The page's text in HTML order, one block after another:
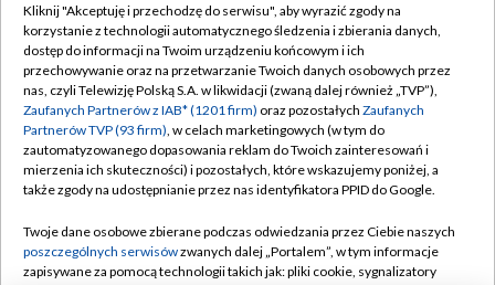
TVP
Abonament TVP
Emisja w TVP
Centrum informacji TVP
Naziemna Telewizja Cyfrowa
Rada Programowa
Regulamin TVP
Polityka prywatności
Moje zgody
Pomoc
Kontakt
Kliknij "Akceptuję i przechodzę do serwisu", aby wyrazić zgody na
korzystanie z technologii automatycznego śledzenia i zbierania danych,
dostęp do informacji na Twoim urządzeniu końcowym i ich
przechowywanie oraz na przetwarzanie Twoich danych osobowych przez
nas, czyli Telewizję Polską S.A. w likwidacji (zwaną dalej również „TVP”),
Zaufanych Partnerów z IAB* (1201 firm) oraz pozostałych Zaufanych
Partnerów TVP (93 firm), w celach marketingowych (w tym do
zautomatyzowanego dopasowania reklam do Twoich zainteresowań i
mierzenia ich skuteczności) i pozostałych, które wskazujemy poniżej, a
także zgody na udostępnianie przez nas identyfikatora PPID do Google.
Twoje dane osobowe zbierane podczas odwiedzania przez Ciebie naszych
poszczególnych serwisówzwanych dalej „Portalem”, w tym informacje
zapisywane za pomocą technologii takich jak: pliki cookie, sygnalizatory